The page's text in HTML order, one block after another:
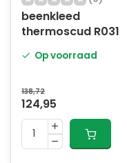
beenkleed
thermoscud R031
Op voorraad
138,72
124,95